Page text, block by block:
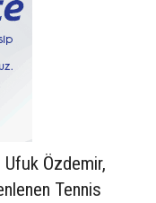
Özdemir,
Tennis